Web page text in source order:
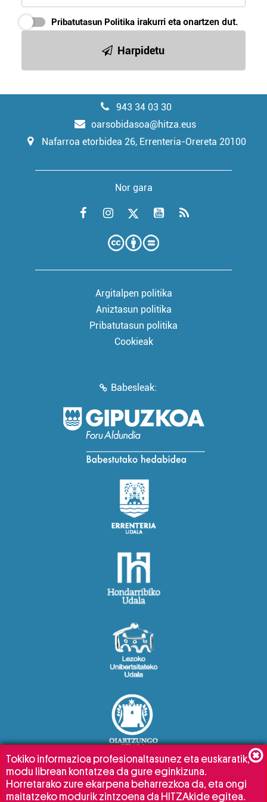
Pribatutasun Politika irakurri eta onartzen dut.
Harpidetu
943 34 03 30
oarsobidasoa@hitza.eus
Nafarroa etorbidea 26, Errenteria-Orereta 20100
Nor gara
Argitalpen politika
Aniztasun politika
Pribatutasun politika
Cookieak
Babesleak:
Tokiko informazioa profesionaltasunez eta euskaratik,
modu librean kontatzea da gure eginkizuna.
Horretarako zure ekarpena beharrezkoa da, eta ongi
maitatzeko modurik zintzoena da HITZAkide egitea.